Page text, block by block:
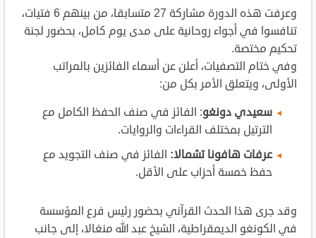
وعرفت هذه الدورة مشاركة 27 متسابقا، من بينهم 6 فتيات،
تنافسوا في أجواء روحانية على مدى يوم كامل، بحضور لجنة
تحكيم مختصة.
وفي ختام التصفيات، أعلن عن أسماء الفائزين بالمراتب
الأولى، ويتعلق الأمر بكل من:
سعيدي دونغو: الفائز في صنف الحفظ الكامل مع
الترتيل بمختلف القراءات والروايات.
عرفات هافونا تشمالا: الفائز في صنف التجويد مع
حفظ خمسة أحزاب على الأقل.
وقد جرى هذا الحدث القرآني بحضور رئيس فرع المؤسسة
في الكونغو الديمقراطية، الشيخ عبد الله منغالا، إلى جانب